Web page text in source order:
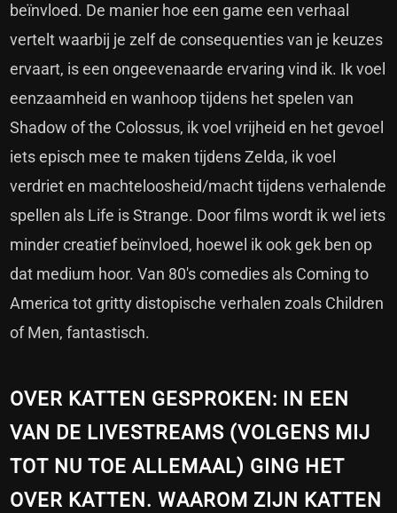
beïnvloed. De manier hoe een game een verhaal
vertelt waarbij je zelf de consequenties van je keuzes
ervaart, is een ongeevenaarde ervaring vind ik. Ik voel
eenzaamheid en wanhoop tijdens het spelen van
Shadow of the Colossus, ik voel vrijheid en het gevoel
iets episch mee te maken tijdens Zelda, ik voel
verdriet en machteloosheid/macht tijdens verhalende
spellen als Life is Strange. Door films wordt ik wel iets
minder creatief beïnvloed, hoewel ik ook gek ben op
dat medium hoor. Van 80's comedies als Coming to
America tot gritty distopische verhalen zoals Children
of Men, fantastisch.
OVER KATTEN GESPROKEN: IN EEN
VAN DE LIVESTREAMS (VOLGENS MIJ
TOT NU TOE ALLEMAAL) GING HET
OVER KATTEN. WAAROM ZIJN KATTEN